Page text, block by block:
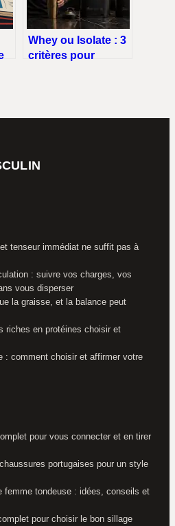
Whey ou Isolate : 3
critères pour
tenseur immédiat ne suffit pas à
: suivre vos charges, vos
vous disperser
la graisse, et la balance peut
riches en protéines choisir et
: comment choisir et affirmer votre
pour vous connecter et en tirer
portugaises pour un style
femme tondeuse : idées, conseils et
pour choisir le bon sillage